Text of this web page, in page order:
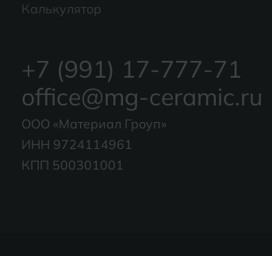
Калькулятор
+7 (991) 17-777-71
office@mg-ceramic.ru
ООО «Материал Гроуп»
ИНН 9724114961
КПП 500301001